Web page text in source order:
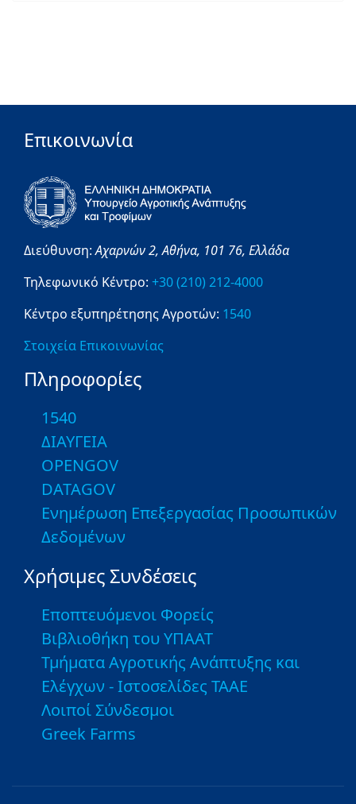
Επικοινωνία
Διεύθυνση:Αχαρνών 2,Αθήνα, 101 76, Ελλάδα
Τηλεφωνικό Κέντρο: +30 (210) 212-4000
Κέντρο εξυπηρέτησης Αγροτών: 1540
Στοιχεία Επικοινωνίας
Πληροφορίες
1540
ΔΙΑΥΓΕΙΑ
OPENGOV
DATAGOV
Ενημέρωση Επεξεργασίας Προσωπικών
Δεδομένων
Χρήσιμες Συνδέσεις
Εποπτευόμενοι Φορείς
Βιβλιοθήκη του ΥΠΑΑΤ
Τμήματα Αγροτικής Ανάπτυξης και
Ελέγχων - Ιστοσελίδες ΤΑΑΕ
Λοιποί Σύνδεσμοι
Greek Farms